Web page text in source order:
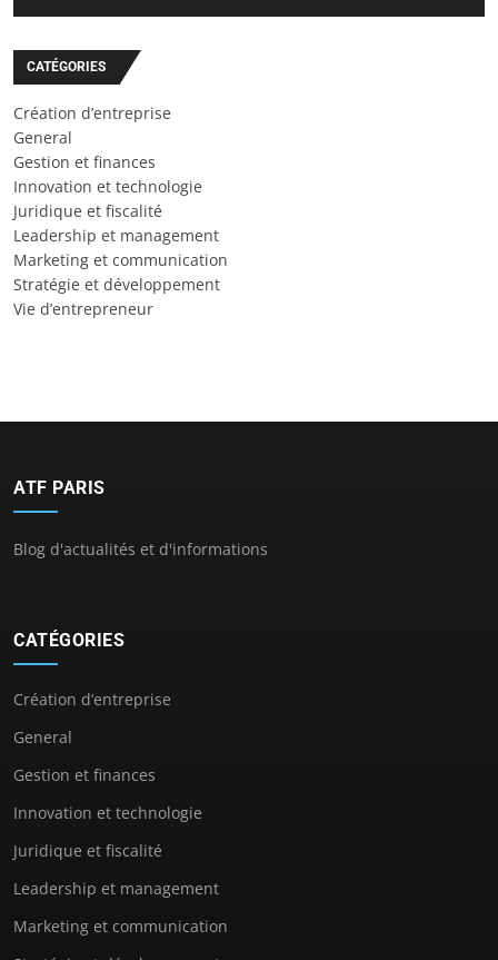
CATÉGORIES
Création d’entreprise
General
Gestion et finances
Innovation et technologie
Juridique et fiscalité
Leadership et management
Marketing et communication
Stratégie et développement
Vie d’entrepreneur
ATF PARIS
Blog d'actualités et d'informations
CATÉGORIES
Création d’entreprise
General
Gestion et finances
Innovation et technologie
Juridique et fiscalité
Leadership et management
Marketing et communication